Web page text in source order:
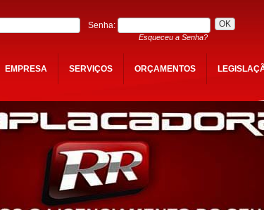
Senha:
Esqueceu a Senha?
EMPRESA SERVIÇOS ORÇAMENTOS